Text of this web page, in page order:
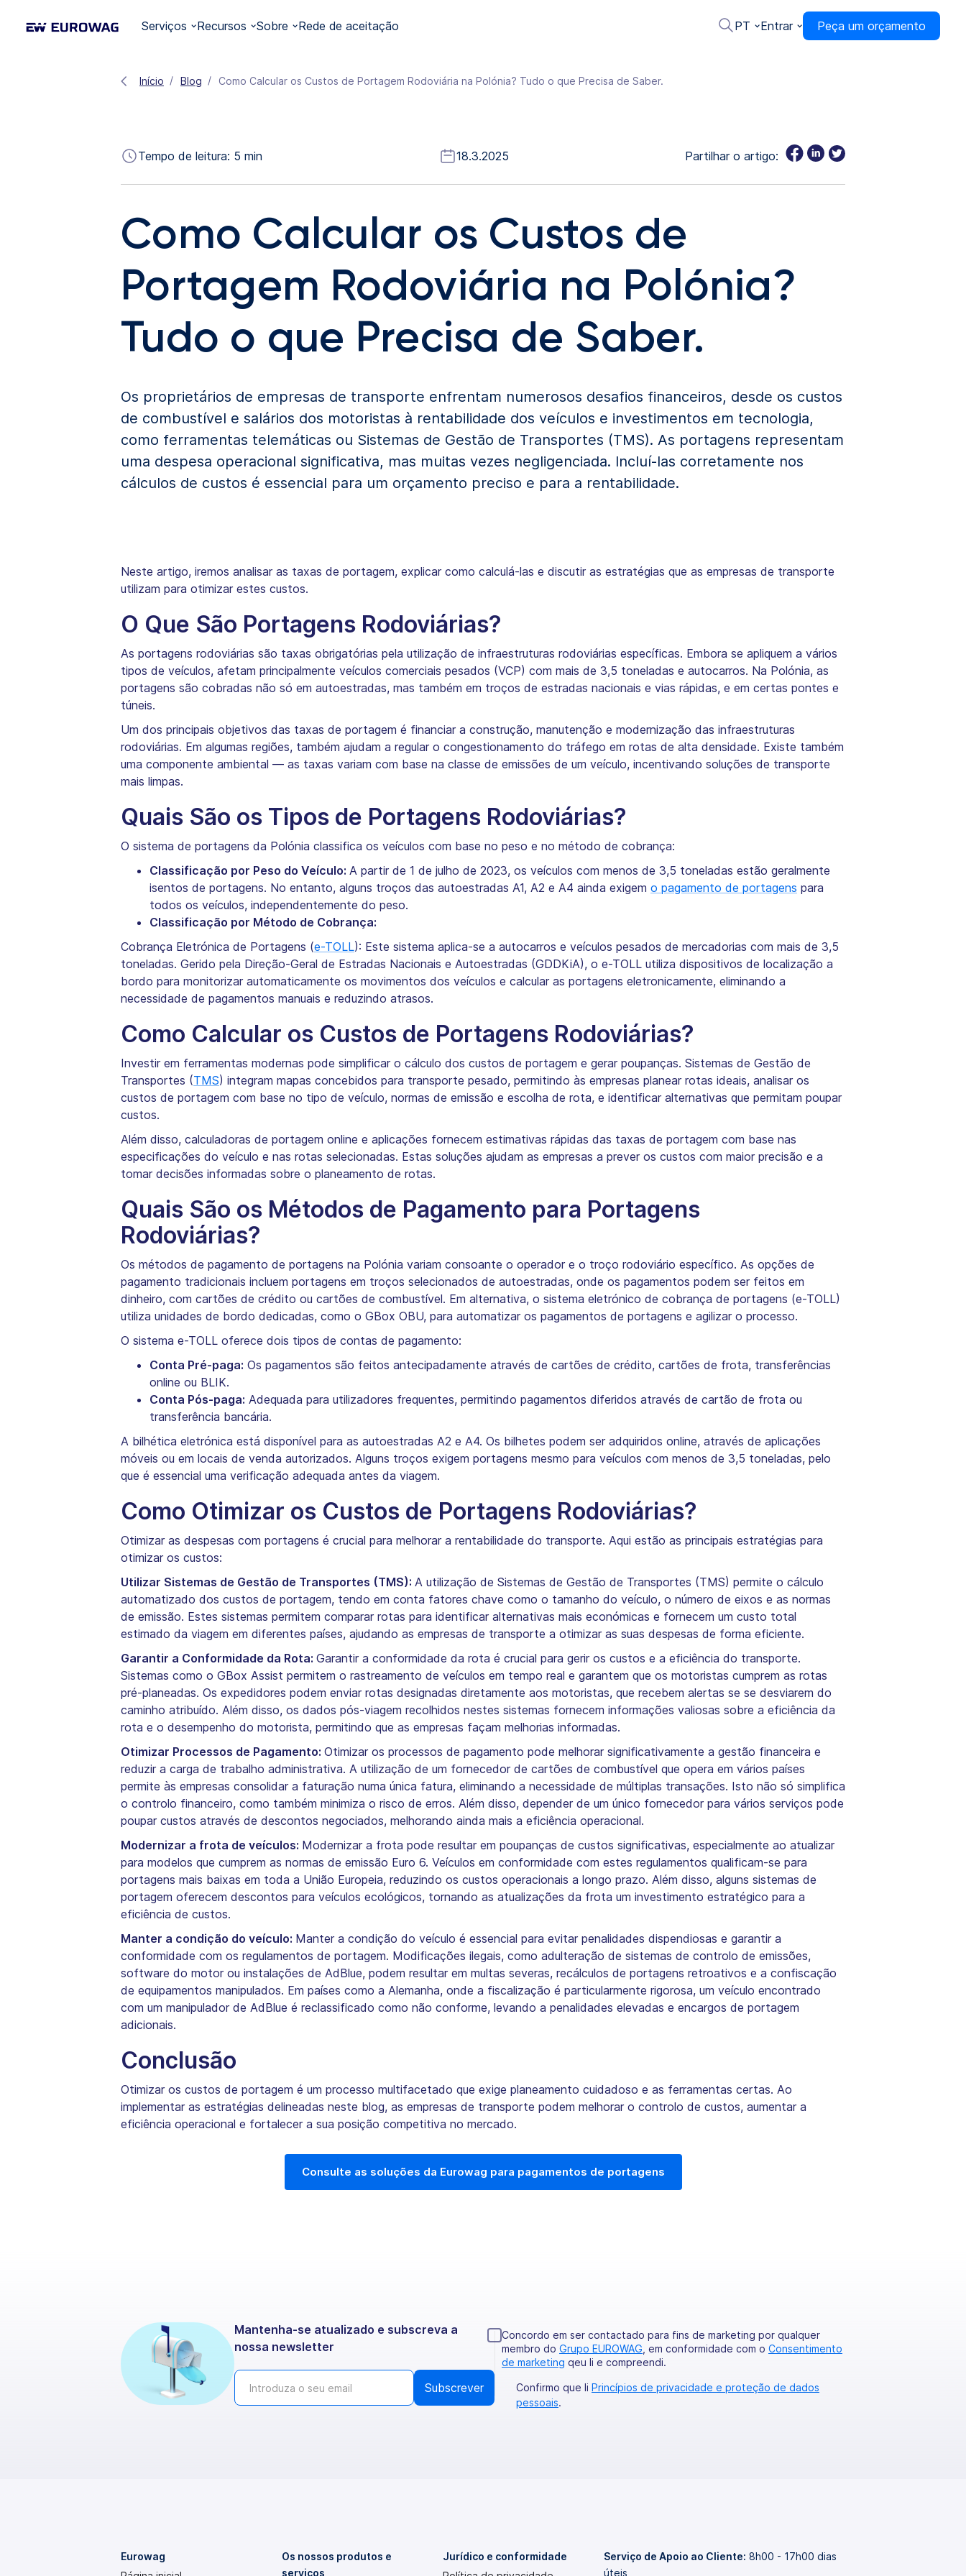
Serviços Recursos Sobre Rede de aceitação PT Entrar Peça um orçamento
Início Blog Como Calcular os Custos de Portagem Rodoviária na Polónia? Tudo o que Precisa de Saber.
Tempo de leitura: 5 min 18.3.2025 Partilhar o artigo:
Como Calcular os Custos de
Portagem Rodoviária na Polónia?
Tudo o que Precisa de Saber.
Os proprietários de empresas de transporte enfrentam numerosos desafios financeiros, desde os custos
de combustível e salários dos motoristas à rentabilidade dos veículos e investimentos em tecnologia,
como ferramentas telemáticas ou Sistemas de Gestão de Transportes (TMS). As portagens representam
uma despesa operacional significativa, mas muitas vezes negligenciada. Incluí-las corretamente nos
cálculos de custos é essencial para um orçamento preciso e para a rentabilidade.
Neste artigo, iremos analisar as taxas de portagem, explicar como calculá-las e discutir as estratégias que as empresas de transporte
utilizam para otimizar estes custos.
O Que São Portagens Rodoviárias?
As portagens rodoviárias são taxas obrigatórias pela utilização de infraestruturas rodoviárias específicas. Embora se apliquem a vários
tipos de veículos, afetam principalmente veículos comerciais pesados (VCP) com mais de 3,5 toneladas e autocarros. Na Polónia, as
portagens são cobradas não só em autoestradas, mas também em troços de estradas nacionais e vias rápidas, e em certas pontes e
túneis.
Um dos principais objetivos das taxas de portagem é financiar a construção, manutenção e modernização das infraestruturas
rodoviárias. Em algumas regiões, também ajudam a regular o congestionamento do tráfego em rotas de alta densidade. Existe também
uma componente ambiental — as taxas variam com base na classe de emissões de um veículo, incentivando soluções de transporte
mais limpas.
Quais São os Tipos de Portagens Rodoviárias?
O sistema de portagens da Polónia classifica os veículos com base no peso e no método de cobrança:
Classificação por Peso do Veículo: A partir de 1 de julho de 2023, os veículos com menos de 3,5 toneladas estão geralmente
isentos de portagens. No entanto, alguns troços das autoestradas A1, A2 e A4 ainda exigem o pagamento de portagens para
todos os veículos, independentemente do peso.
Classificação por Método de Cobrança:
Cobrança Eletrónica de Portagens (e-TOLL): Este sistema aplica-se a autocarros e veículos pesados de mercadorias com mais de 3,5
toneladas. Gerido pela Direção-Geral de Estradas Nacionais e Autoestradas (GDDKiA), o e-TOLL utiliza dispositivos de localização a
bordo para monitorizar automaticamente os movimentos dos veículos e calcular as portagens eletronicamente, eliminando a
necessidade de pagamentos manuais e reduzindo atrasos.
Como Calcular os Custos de Portagens Rodoviárias?
Investir em ferramentas modernas pode simplificar o cálculo dos custos de portagem e gerar poupanças. Sistemas de Gestão de
Transportes (TMS) integram mapas concebidos para transporte pesado, permitindo às empresas planear rotas ideais, analisar os
custos de portagem com base no tipo de veículo, normas de emissão e escolha de rota, e identificar alternativas que permitam poupar
custos.
Além disso, calculadoras de portagem online e aplicações fornecem estimativas rápidas das taxas de portagem com base nas
especificações do veículo e nas rotas selecionadas. Estas soluções ajudam as empresas a prever os custos com maior precisão e a
tomar decisões informadas sobre o planeamento de rotas.
Quais São os Métodos de Pagamento para Portagens
Rodoviárias?
Os métodos de pagamento de portagens na Polónia variam consoante o operador e o troço rodoviário específico. As opções de
pagamento tradicionais incluem portagens em troços selecionados de autoestradas, onde os pagamentos podem ser feitos em
dinheiro, com cartões de crédito ou cartões de combustível. Em alternativa, o sistema eletrónico de cobrança de portagens (e-TOLL)
utiliza unidades de bordo dedicadas, como o GBox OBU, para automatizar os pagamentos de portagens e agilizar o processo.
O sistema e-TOLL oferece dois tipos de contas de pagamento:
Conta Pré-paga: Os pagamentos são feitos antecipadamente através de cartões de crédito, cartões de frota, transferências
online ou BLIK.
Conta Pós-paga: Adequada para utilizadores frequentes, permitindo pagamentos diferidos através de cartão de frota ou
transferência bancária.
A bilhética eletrónica está disponível para as autoestradas A2 e A4. Os bilhetes podem ser adquiridos online, através de aplicações
móveis ou em locais de venda autorizados. Alguns troços exigem portagens mesmo para veículos com menos de 3,5 toneladas, pelo
que é essencial uma verificação adequada antes da viagem.
Como Otimizar os Custos de Portagens Rodoviárias?
Otimizar as despesas com portagens é crucial para melhorar a rentabilidade do transporte. Aqui estão as principais estratégias para
otimizar os custos:
Utilizar Sistemas de Gestão de Transportes (TMS): A utilização de Sistemas de Gestão de Transportes (TMS) permite o cálculo
automatizado dos custos de portagem, tendo em conta fatores chave como o tamanho do veículo, o número de eixos e as normas
de emissão. Estes sistemas permitem comparar rotas para identificar alternativas mais económicas e fornecem um custo total
estimado da viagem em diferentes países, ajudando as empresas de transporte a otimizar as suas despesas de forma eficiente.
Garantir a Conformidade da Rota: Garantir a conformidade da rota é crucial para gerir os custos e a eficiência do transporte.
Sistemas como o GBox Assist permitem o rastreamento de veículos em tempo real e garantem que os motoristas cumprem as rotas
pré-planeadas. Os expedidores podem enviar rotas designadas diretamente aos motoristas, que recebem alertas se se desviarem do
caminho atribuído. Além disso, os dados pós-viagem recolhidos nestes sistemas fornecem informações valiosas sobre a eficiência da
rota e o desempenho do motorista, permitindo que as empresas façam melhorias informadas.
Otimizar Processos de Pagamento: Otimizar os processos de pagamento pode melhorar significativamente a gestão financeira e
reduzir a carga de trabalho administrativa. A utilização de um fornecedor de cartões de combustível que opera em vários países
permite às empresas consolidar a faturação numa única fatura, eliminando a necessidade de múltiplas transações. Isto não só simplifica
o controlo financeiro, como também minimiza o risco de erros. Além disso, depender de um único fornecedor para vários serviços pode
poupar custos através de descontos negociados, melhorando ainda mais a eficiência operacional.
Modernizar a frota de veículos: Modernizar a frota pode resultar em poupanças de custos significativas, especialmente ao atualizar
para modelos que cumprem as normas de emissão Euro 6. Veículos em conformidade com estes regulamentos qualificam-se para
portagens mais baixas em toda a União Europeia, reduzindo os custos operacionais a longo prazo. Além disso, alguns sistemas de
portagem oferecem descontos para veículos ecológicos, tornando as atualizações da frota um investimento estratégico para a
eficiência de custos.
Manter a condição do veículo: Manter a condição do veículo é essencial para evitar penalidades dispendiosas e garantir a
conformidade com os regulamentos de portagem. Modificações ilegais, como adulteração de sistemas de controlo de emissões,
software do motor ou instalações de AdBlue, podem resultar em multas severas, recálculos de portagens retroativos e a confiscação
de equipamentos manipulados. Em países como a Alemanha, onde a fiscalização é particularmente rigorosa, um veículo encontrado
com um manipulador de AdBlue é reclassificado como não conforme, levando a penalidades elevadas e encargos de portagem
adicionais.
Conclusão
Otimizar os custos de portagem é um processo multifacetado que exige planeamento cuidadoso e as ferramentas certas. Ao
implementar as estratégias delineadas neste blog, as empresas de transporte podem melhorar o controlo de custos, aumentar a
eficiência operacional e fortalecer a sua posição competitiva no mercado.
Consulte as soluções da Eurowag para pagamentos de portagens
Mantenha-se atualizado e subscreva a
nossa newsletter
Concordo em ser contactado para fins de marketing por qualquer
membro do Grupo EUROWAG , em conformidade com o Consentimento
de marketing qeu li e compreendi.
Confirmo que li Princípios de privacidade e proteção de dados
pessoais.
Eurowag
Os nossos produtos e
serviços
Jurídico e conformidade
Serviço de Apoio ao Cliente: 8h00 - 17h00 dias
úteis